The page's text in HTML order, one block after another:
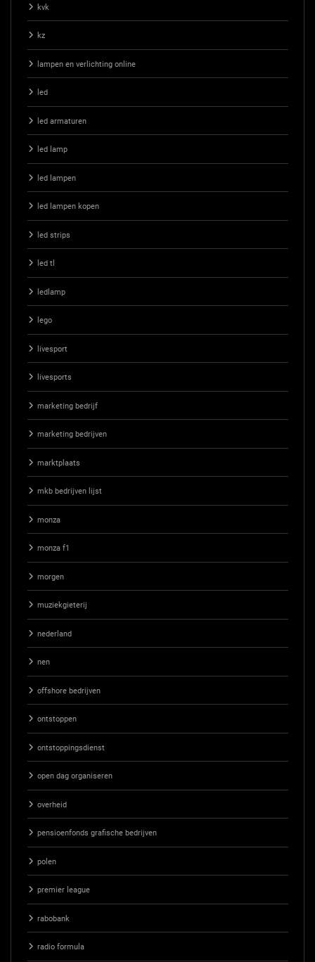
kvk
kz
lampen en verlichting online
led
led armaturen
led lamp
led lampen
led lampen kopen
led strips
led tl
ledlamp
lego
livesport
livesports
marketing bedrijf
marketing bedrijven
marktplaats
mkb bedrijven lijst
monza
monza f1
morgen
muziekgieterij
nederland
nen
offshore bedrijven
ontstoppen
ontstoppingsdienst
open dag organiseren
overheid
pensioenfonds grafische bedrijven
polen
premier league
rabobank
radio formula